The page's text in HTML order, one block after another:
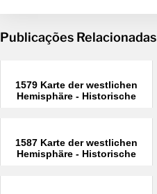
Publicações Relacionadas
1579 Karte der westlichen
Hemisphäre - Historische
1587 Karte der westlichen
Hemisphäre - Historische